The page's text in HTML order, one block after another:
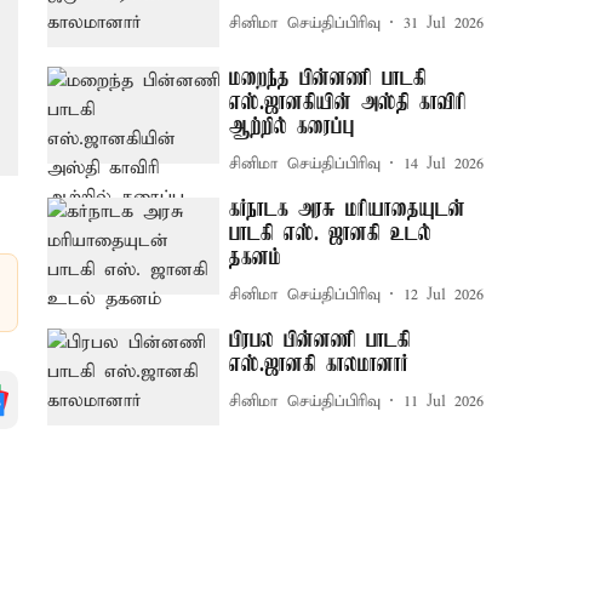
சினிமா செய்திப்பிரிவு 31 Jul 2026
மறைந்த பின்னணி பாடகி
எஸ்.ஜானகியின் அஸ்தி காவிரி
ஆற்றில் கரைப்பு
சினிமா செய்திப்பிரிவு 14 Jul 2026
கர்நாடக அரசு மரியாதையுடன்
பாடகி எஸ். ஜானகி உடல்
தகனம்
சினிமா செய்திப்பிரிவு 12 Jul 2026
பிரபல பின்னணி பாடகி
எஸ்.ஜானகி காலமானார்
சினிமா செய்திப்பிரிவு 11 Jul 2026